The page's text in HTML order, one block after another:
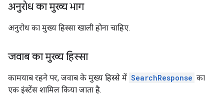
अनुरोध का मुख्य भाग
अनुरोध का मुख्य हिस्सा खाली होना चाहिए.
जवाब का मुख्य हिस्सा
कामयाब रहने पर, जवाब के मुख्य हिस्से में SearchResponse का
एक इंस्टेंस शामिल किया जाता है.